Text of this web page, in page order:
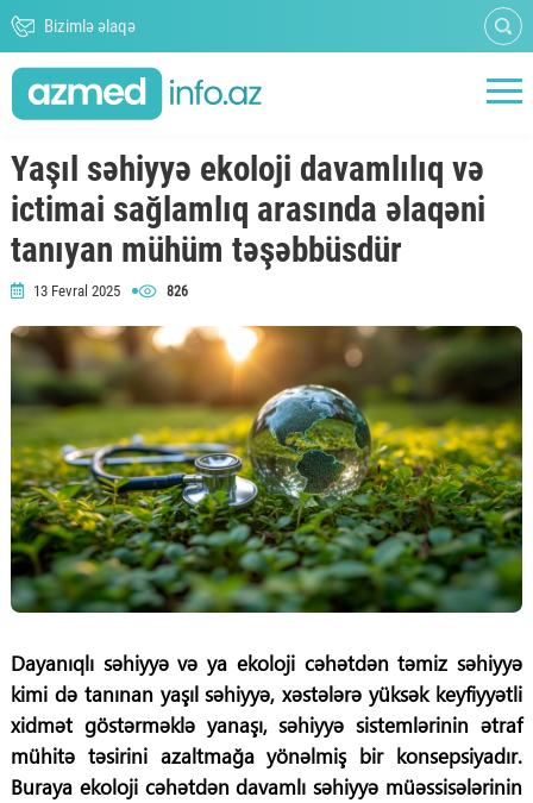
Bizimlə əlaqə
Yaşıl səhiyyə ekoloji davamlılıq və
ictimai sağlamlıq arasında əlaqəni
tanıyan mühüm təşəbbüsdür
13 Fevral 2025 826
Dayanıqlı səhiyyə və ya ekoloji cəhətdən təmiz səhiyyə
kimi də tanınan yaşıl səhiyyə, xəstələrə yüksək keyfiyyətli
xidmət göstərməklə yanaşı, səhiyyə sistemlərinin ətraf
mühitə təsirini azaltmağa yönəlmiş bir konsepsiyadır.
Buraya ekoloji cəhətdən davamlı səhiyyə müəssisələrinin